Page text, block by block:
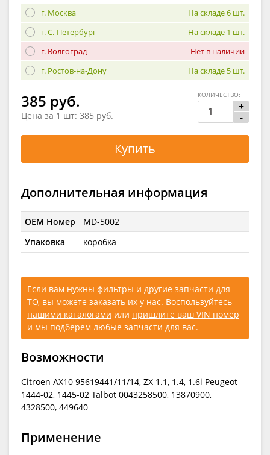
г. Москва
На складе 6 шт.
г. С.-Петербург
На складе 1 шт.
г. Волгоград
Нет в наличии
г. Ростов-на-Дону
На складе 5 шт.
385 руб.
Цена за 1 шт: 385 руб.
+
-
КОЛИЧЕСТВО:
Купить
Дополнительная информация
OEM Номер
MD-5002
Упаковка
коробка
Если вам нужны фильтры и другие запчасти для
ТО, вы можете заказать их у нас. Воспользуйтесь
нашими каталогами или пришлите ваш VIN номер
и мы подберем любые запчасти для вас.
Возможности
Citroen AX10 95619441/11/14, ZX 1.1, 1.4, 1.6i Peugeot
1444-02, 1445-02 Talbot 0043258500, 13870900,
4328500, 449640
Применение